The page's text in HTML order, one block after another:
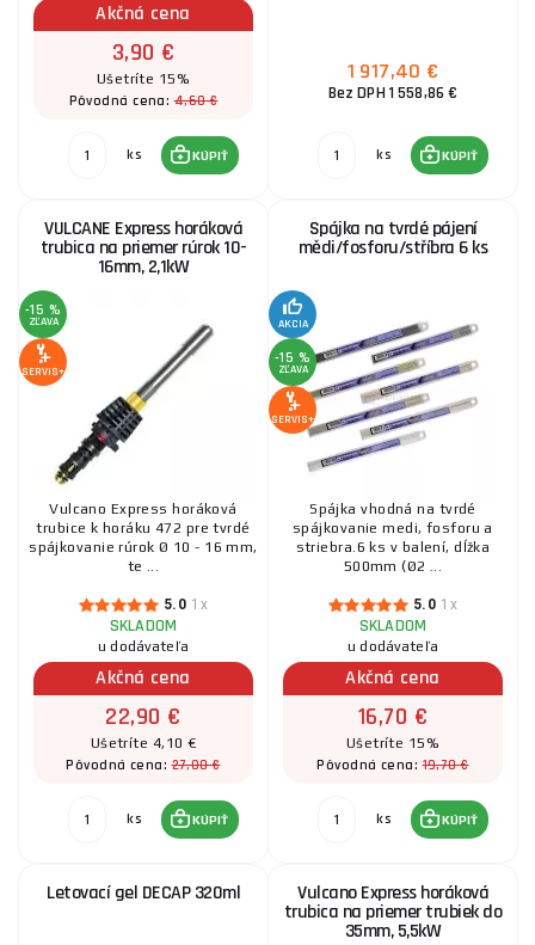
Akčná cena
3,90 €
Ušetríte 15%
Pôvodná cena:4,60 €
ks KÚPIŤ
1 917,40 €
Bez DPH 1 558,86 €
ks KÚPIŤ
VULCANE Express horáková
trubica na priemer rúrok 10-
16mm, 2,1kW
-15 %
ZĽAVA
SERVIS+
Vulcano Express horáková
trubice k horáku 472 pre tvrdé
spájkovanie rúrok Ø 10 - 16 mm,
te ...
5.0 1x
SKLADOM
u dodávateľa
Akčná cena
22,90 €
Ušetríte 4,10 €
Pôvodná cena:27,00 €
ks KÚPIŤ
Spájka na tvrdé pájení
mědi/fosforu/stříbra 6 ks
AKCIA
-15 %
ZĽAVA
SERVIS+
Spájka vhodná na tvrdé
spájkovanie medi, fosforu a
striebra.6 ks v balení, dĺžka
500mm (Ø2 ...
5.0 1x
SKLADOM
u dodávateľa
Akčná cena
16,70 €
Ušetríte 15%
Pôvodná cena:19,70 €
ks KÚPIŤ
Letovací gel DECAP 320ml Vulcano Express horáková
trubica na priemer trubiek do
35mm, 5,5kW